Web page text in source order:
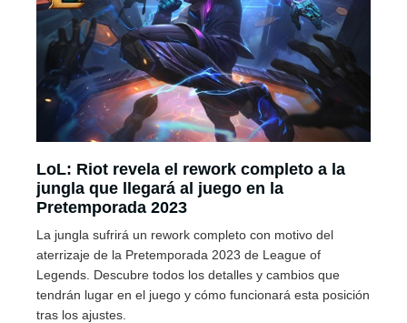
LoL: Riot revela el rework completo a la
jungla que llegará al juego en la
Pretemporada 2023
La jungla sufrirá un rework completo con motivo del
aterrizaje de la Pretemporada 2023 de League of
Legends. Descubre todos los detalles y cambios que
tendrán lugar en el juego y cómo funcionará esta posición
tras los ajustes.